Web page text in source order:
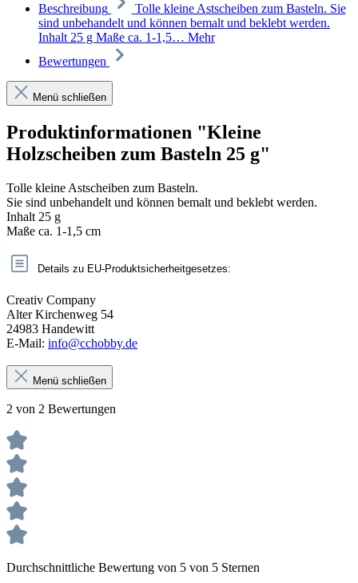
Beschreibung
Tolle kleine Astscheiben zum Basteln. Sie
sind unbehandelt und können bemalt und beklebt werden.
Inhalt 25 g Maße ca. 1-1,5… Mehr
Bewertungen
Menü schließen
Produktinformationen "Kleine
Holzscheiben zum Basteln 25 g"
Tolle kleine Astscheiben zum Basteln.
Sie sind unbehandelt und können bemalt und beklebt werden.
Inhalt 25 g
Maße ca. 1-1,5 cm
Details zu EU-Produktsicherheitgesetzes:
Creativ Company
Alter Kirchenweg 54
24983 Handewitt
E-Mail: info@cchobby.de
Menü schließen
2 von 2 Bewertungen
Durchschnittliche Bewertung von 5 von 5 Sternen